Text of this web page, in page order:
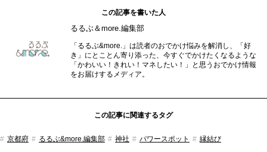
この記事を書いた人
るるぶ＆more.編集部
「るるぶ&more.」は読者のおでかけ悩みを解消し、「好
き」にとことん寄り添った、今すぐでかけたくなるような
「かわいい！きれい！マネしたい！」と思うおでかけ情報
をお届けするメディア。
この記事に関連するタグ
京都府 るるぶ&more.編集部 神社 パワースポット 縁結び